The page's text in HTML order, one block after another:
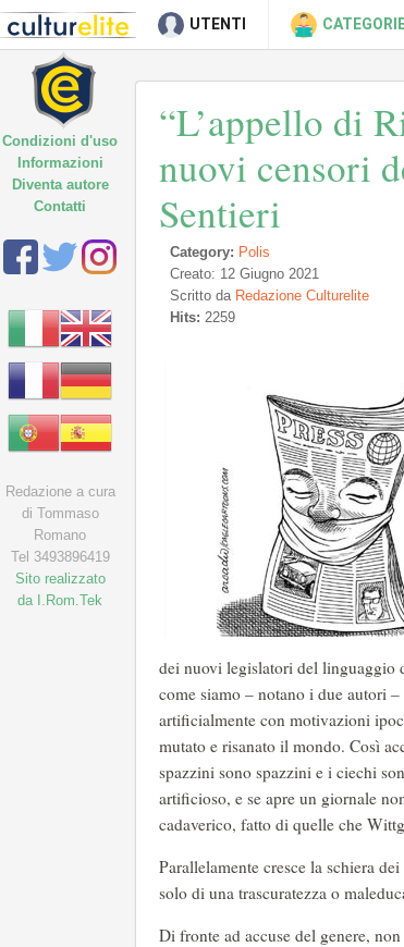
UTENTI
“L’appello di
nuovi censori
Sentieri
Category: Polis
Creato: 12 Giugno 2021
Scritto da Redazione Culturelite
Hits: 2259
dei nuovi legislatori del linguaggio
come siamo – notano i due autori
artificialmente con motivazioni
mutato e risanato il mondo. Così
spazzini sono spazzini e i ciechi
artificioso, e se apre un giornale
cadaverico, fatto di quelle che
Parallelamente cresce la schiera
solo di una trascuratezza o
Di fronte ad accuse del genere,
Condizioni d'uso
Informazioni
Diventa autore
Contatti
Redazione a cura
di Tommaso
Romano
Tel 3493896419
Sito realizzato
da I.Rom.Tek